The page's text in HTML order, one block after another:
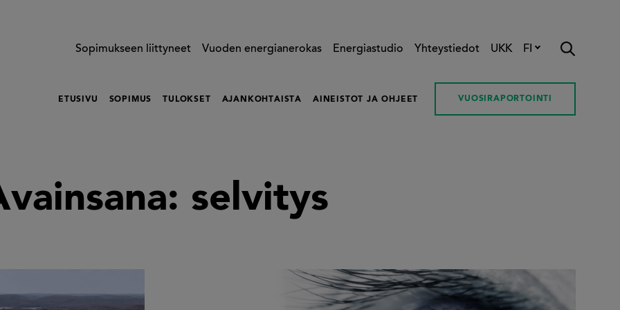
Sopimukseen liittyneet Vuoden energianerokas Energiastudio Yhteystiedot UKK FI
ETUSIVU SOPIMUS TULOKSET AJANKOHTAISTA AINEISTOT JA OHJEET VUOSIRAPORTOINTI
selvitys